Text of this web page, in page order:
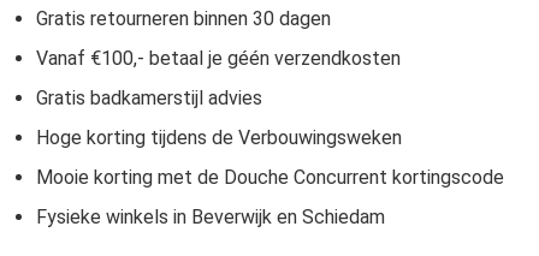
Gratis retourneren binnen 30 dagen
Vanaf €100,- betaal je géén verzendkosten
Gratis badkamerstijl advies
Hoge korting tijdens de Verbouwingsweken
Mooie korting met de Douche Concurrent kortingscode
Fysieke winkels in Beverwijk en Schiedam